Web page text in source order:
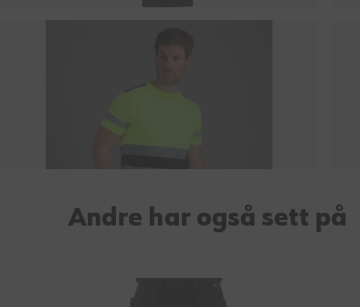
Andre har også sett på